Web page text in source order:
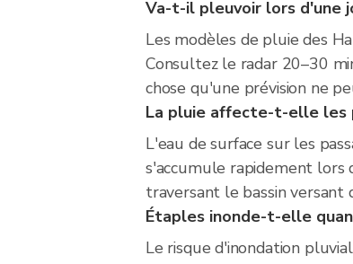
Va-t-il pleuvoir lors d'une
Les modèles de pluie des
Consultez le radar 20–30
chose qu'une prévision ne
La pluie affecte-t-elle les
L'eau de surface sur les
s'accumule rapidement lors
traversant le bassin versant
Étaples inonde-t-elle
Le risque d'inondation